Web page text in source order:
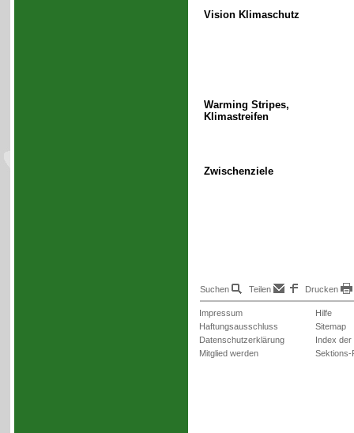
Vision Klimaschutz
Warming Stripes,
Klimastreifen
Zwischenziele
Suchen Teilen Drucken
Impressum
Haftungsausschluss
Datenschutzerklärung
Mitglied werden
Hilfe
Sitemap
Index der
Sektions-